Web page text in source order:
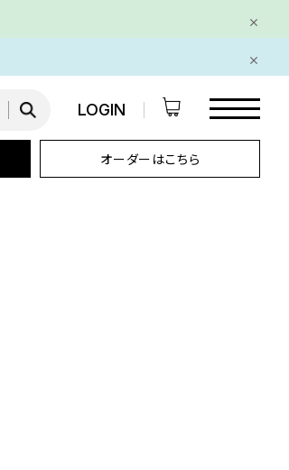
LOGIN
オーダーはこちら